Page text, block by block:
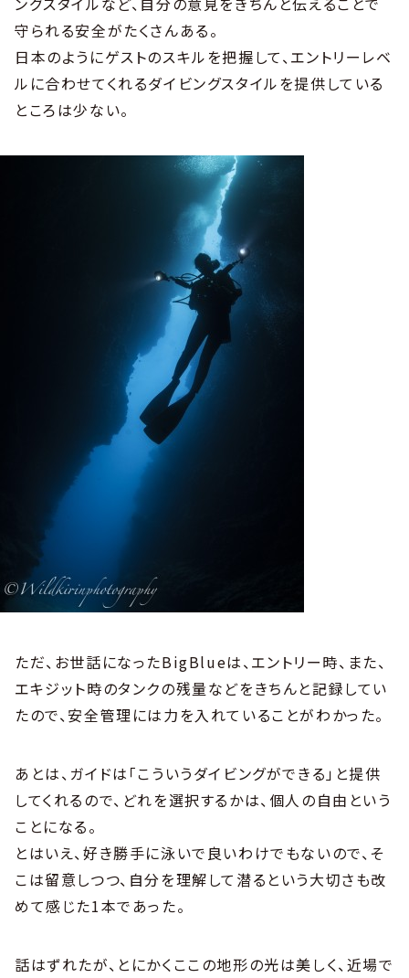
守られる安全がたくさんある。
日本のようにゲストのスキルを把握して、エントリーレベ
ルに合わせてくれるダイビングスタイルを提供している
ところは少ない。
ただ、お世話になったBigBlueは、エントリー時、また、
エキジット時のタンクの残量などをきちんと記録してい
たので、安全管理には力を入れていることがわかった。
あとは、ガイドは「こういうダイビングができる」と提供
してくれるので、どれを選択するかは、個人の自由という
ことになる。
とはいえ、好き勝手に泳いで良いわけでもないので、そ
こは留意しつつ、自分を理解して潜るという大切さも改
めて感じた1本であった。
話はずれたが、とにかくここの地形の光は美しく、近場で